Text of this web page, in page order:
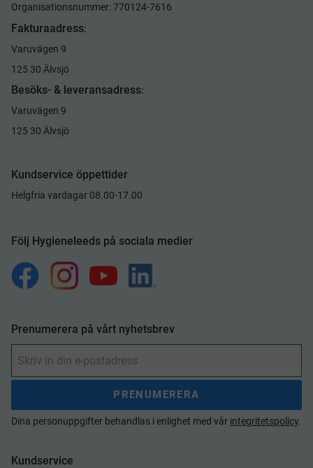
Organisationsnummer: 770124-7616
Fakturaadress:
Varuvägen 9
125 30 Älvsjö
Besöks- & leveransadress:
Varuvägen 9
125 30 Älvsjö
Kundservice öppettider
Helgfria vardagar 08.00-17.00
Följ Hygieneleeds på sociala medier
Prenumerera på vårt nyhetsbrev
PRENUMERERA
Dina personuppgifter behandlas i enlighet med vår integritetspolicy.
Kundservice